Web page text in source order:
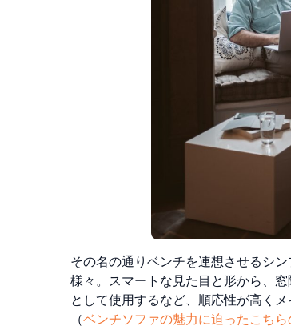
その名の通りベンチを連想させるシ
様々。スマートな見た目と形から、
として使用するなど、順応性が高く
（ベンチソファの魅力に迫ったこちら